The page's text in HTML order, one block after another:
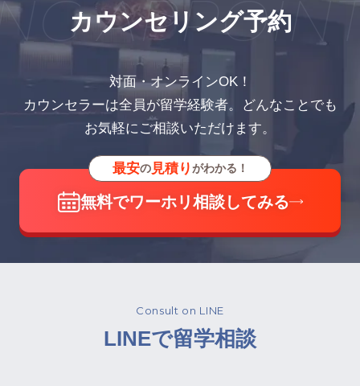
カウンセリング予約
対面・オンラインOK！
カウンセラーは全員が留学経験者。どんなことでも
お気軽にご相談いただけます。
最安の見積りがわかる！
無料でワーホリ相談してみる
Consult on LINE
LINEで留学相談